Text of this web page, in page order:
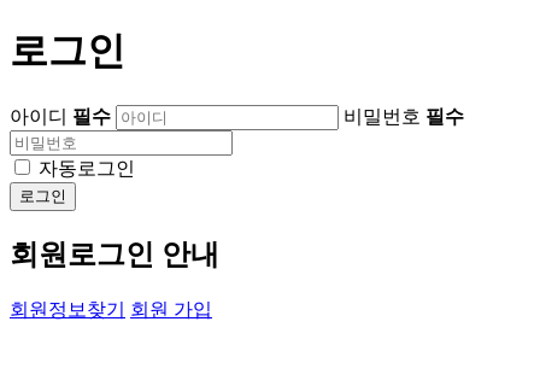
로그인
아이디 필수 비밀번호 필수
자동로그인
로그인
회원로그인 안내
회원정보찾기 회원 가입